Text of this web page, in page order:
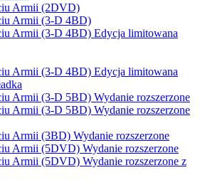
Armii (2DVD)
Armii (3-D 4BD)
Armii (3-D 4BD) Edycja limitowana
Armii (3-D 4BD) Edycja limitowana
Armii (3-D 5BD) Wydanie rozszerzone
Armii (3-D 5BD) Wydanie rozszerzone
Armii (3BD) Wydanie rozszerzone
Armii (5DVD) Wydanie rozszerzone
Armii (5DVD) Wydanie rozszerzone z